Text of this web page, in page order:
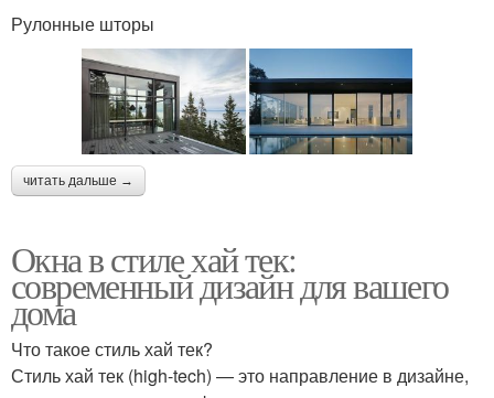
Рулонные шторы
читать дальше →
Окна в стиле хай тек:
современный дизайн для вашего
дома
Что такое стиль хай тек?
Стиль хай тек (high-tech) — это направление в дизайне,